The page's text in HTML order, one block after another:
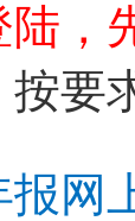
陆，
按要
报网